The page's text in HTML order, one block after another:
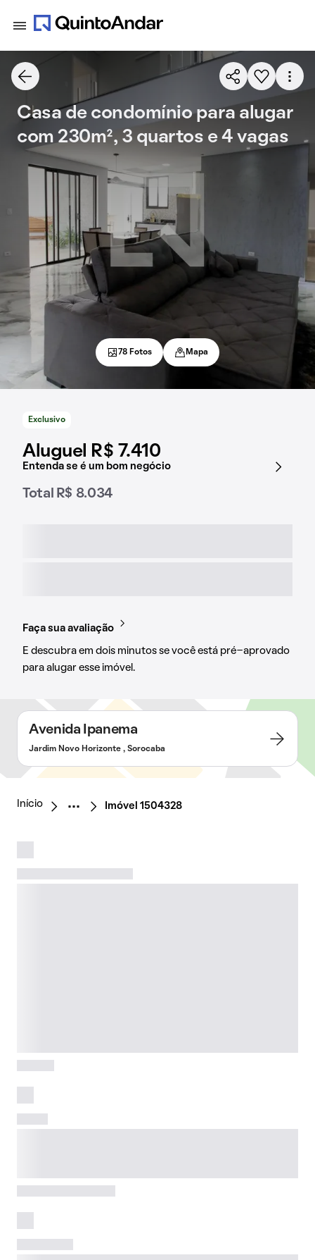
Exclusivo
Aluguel R$ 7.410
Entenda se é um bom negócio
Total R$ 8.034
Faça sua avaliação
E descubra em dois minutos se você está pré-aprovado
para alugar esse imóvel.
Casa de condomínio para alugar
com 230m², 3 quartos e 4 vagas
78 Fotos Mapa
Avenida Ipanema
Jardim Novo Horizonte , Sorocaba
Início Imóvel 1504328